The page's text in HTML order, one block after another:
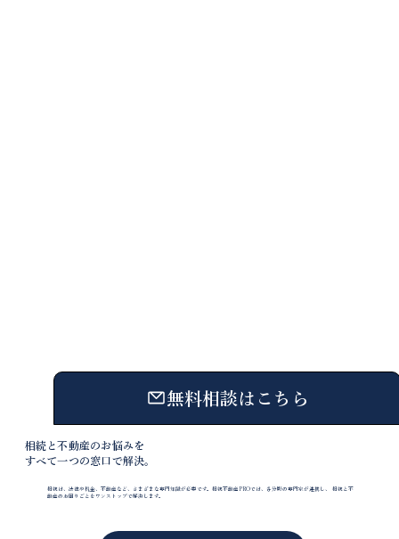
相続と不動産のお悩みを
​すべて一つの窓口で解決。
相続は、法律や税金、不動産など、さまざまな専門知識が必要です。相続不動産PROでは、各分野の専門家が連携し、 相続と不
動産のお困りごとをワンストップで解決します。
無料相談はこちら